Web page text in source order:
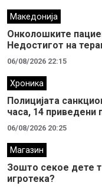
Македонија
Онколошките
Недостигот на
06/08/2026 22:15
Хроника
Полицијата
часа, 14
06/08/2026 20:25
Магазин
Зошто секое дете
игротека?